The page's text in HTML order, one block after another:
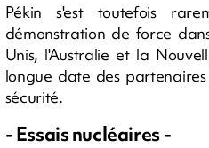
Pékin s'est toutefois
démonstration de force
Unis, l'Australie et la
longue date des
sécurité.
- Essais nucléaires -